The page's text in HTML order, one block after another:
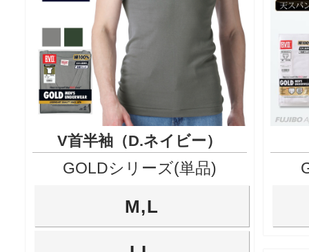
V首半袖（D.ネイビー）
GOLDシリーズ(単品)
M,L